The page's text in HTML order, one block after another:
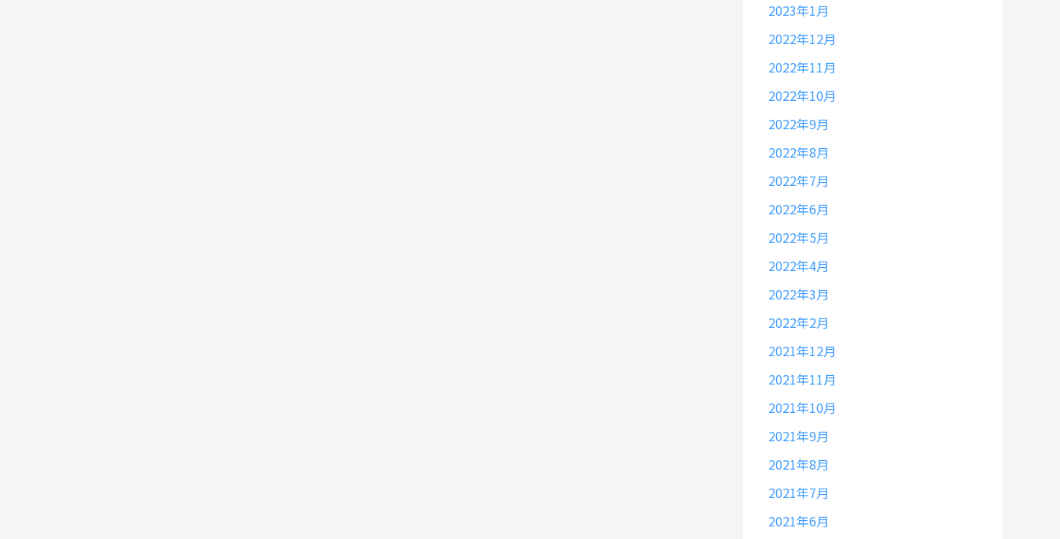
2023年1月
2022年12月
2022年11月
2022年10月
2022年9月
2022年8月
2022年7月
2022年6月
2022年5月
2022年4月
2022年3月
2022年2月
2021年12月
2021年11月
2021年10月
2021年9月
2021年8月
2021年7月
2021年6月